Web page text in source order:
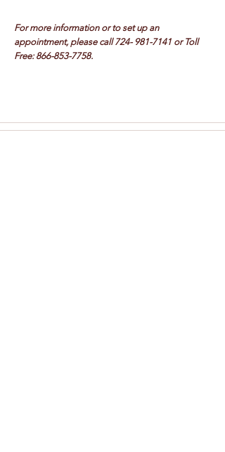
For more information or to set up an
appointment, please call724- 981-7141 or Toll
Free: 866-853-7758.